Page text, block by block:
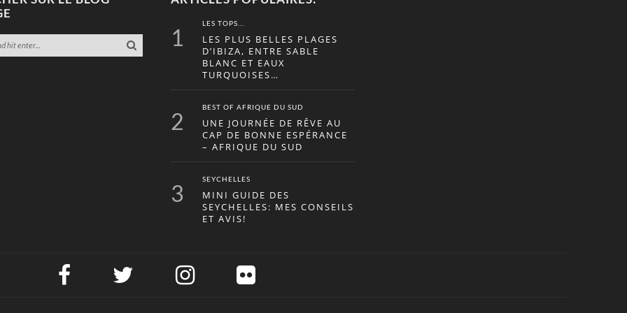
1
LES TOPS...
LES PLUS BELLES PLAGES
D’IBIZA, ENTRE SABLE
BLANC ET EAUX
TURQUOISES…
2
BEST OF AFRIQUE DU SUD
UNE JOURNÉE DE RÊVE AU
CAP DE BONNE ESPÉRANCE
– AFRIQUE DU SUD
3
SEYCHELLES
MINI GUIDE DES
SEYCHELLES: MES CONSEILS
ET AVIS!